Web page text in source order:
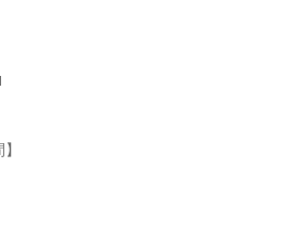
・シュレディンガー
思考実験で量子的に実在を